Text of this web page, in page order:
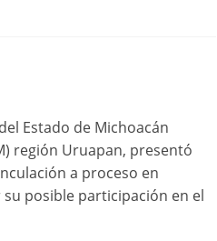
Estado de Michoacán
región Uruapan, presentó
a proceso en
posible participación en el